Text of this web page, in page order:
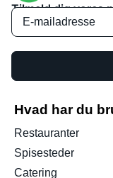
Tilmeld dig vores
Hvad har du
Restauranter
Spisesteder
Catering